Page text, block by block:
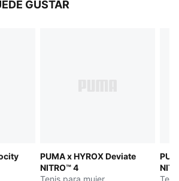
GUSTAR
PUMA x HYROX Deviate
NITRO™ 4
Tenis para mujer